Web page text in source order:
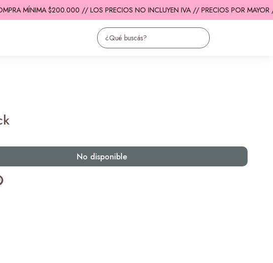
MÍNIMA $200.000 // LOS PRECIOS NO INCLUYEN IVA // PRECIOS POR MAYOR
No disponible